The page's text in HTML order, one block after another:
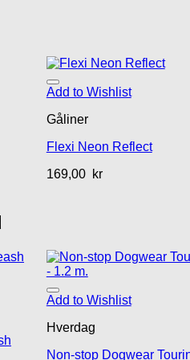
Add to Wishlist
Gåliner
Flexi Neon Reflect
169,00 kr
Add to Wishlist
Hverdag
Non-stop Dogwear